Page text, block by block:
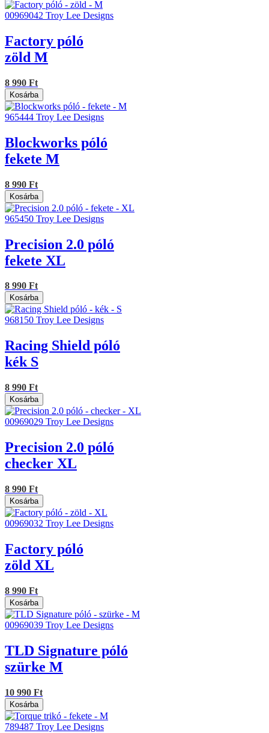
00969042 Troy Lee Designs
Factory póló
zöld M
8 990 Ft
Kosárba
965444 Troy Lee Designs
Blockworks póló
fekete M
8 990 Ft
Kosárba
965450 Troy Lee Designs
Precision 2.0 póló
fekete XL
8 990 Ft
Kosárba
968150 Troy Lee Designs
Racing Shield póló
kék S
8 990 Ft
Kosárba
00969029 Troy Lee Designs
Precision 2.0 póló
checker XL
8 990 Ft
Kosárba
00969032 Troy Lee Designs
Factory póló
zöld XL
8 990 Ft
Kosárba
00969039 Troy Lee Designs
TLD Signature póló
szürke M
10 990 Ft
Kosárba
789487 Troy Lee Designs